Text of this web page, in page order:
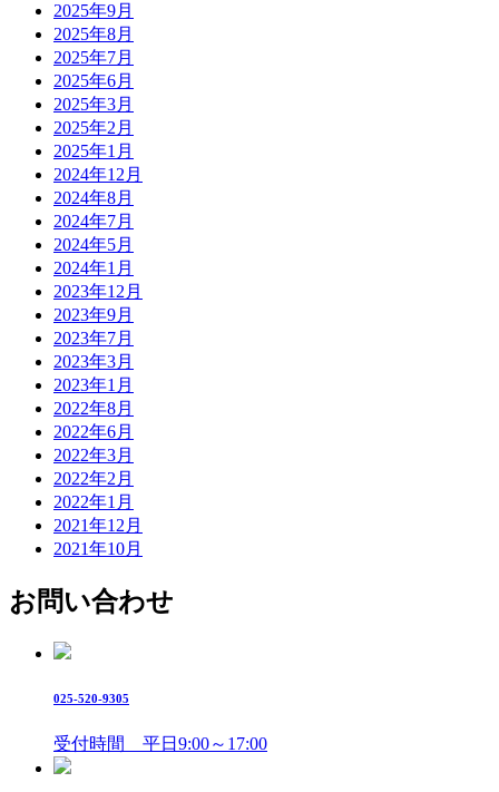
2025年9月
2025年8月
2025年7月
2025年6月
2025年3月
2025年2月
2025年1月
2024年12月
2024年8月
2024年7月
2024年5月
2024年1月
2023年12月
2023年9月
2023年7月
2023年3月
2023年1月
2022年8月
2022年6月
2022年3月
2022年2月
2022年1月
2021年12月
2021年10月
お問い合わせ
025-520-9305
受付時間 平日9:00～17:00